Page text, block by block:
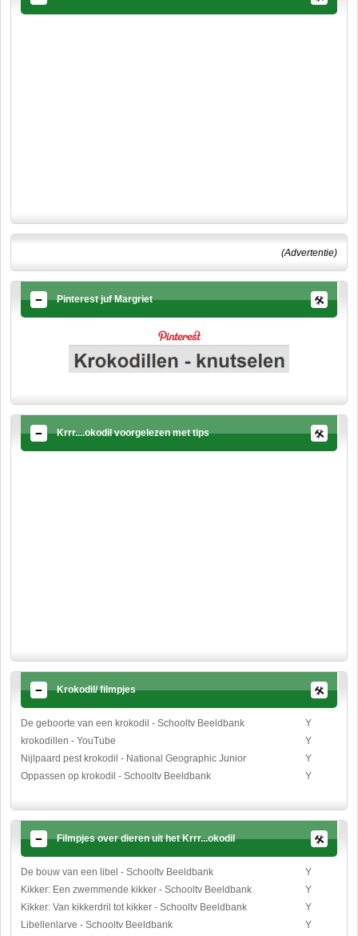
(Advertentie)
Pinterest juf Margriet
Krrr....okodil voorgelezen met tips
Krokodil/ filmpjes
De geboorte van een krokodil - Schooltv Beeldbank
Y
krokodillen - YouTube
Y
Nijlpaard pest krokodil - National Geographic Junior
Y
Oppassen op krokodil - Schooltv Beeldbank
Y
Filmpjes over dieren uit het Krrr...okodil
De bouw van een libel - Schooltv Beeldbank
Y
Kikker: Een zwemmende kikker - Schooltv Beeldbank
Y
Kikker: Van kikkerdril tot kikker - Schooltv Beeldbank
Y
Libellenlarve - Schooltv Beeldbank
Y